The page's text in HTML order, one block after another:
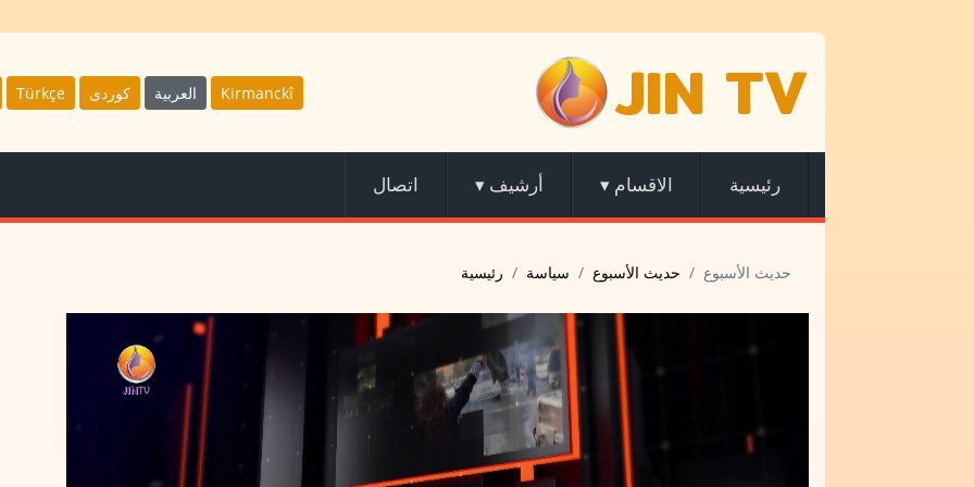
JIN TV
Türkçe كوردى العربية Kirmanckî
رئيسية الاقسام ▾ أرشيف ▾ اتصال
رئيسية سياسة حديث الأسبوع حديث الأسبوع